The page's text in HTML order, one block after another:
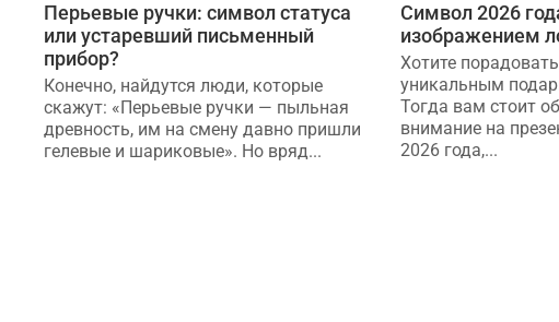
Перьевые ручки: символ статуса
или устаревший письменный
прибор?
Конечно, найдутся люди, которые
скажут: «Перьевые ручки — пыльная
древность, им на смену давно пришли
гелевые и шариковые». Но вряд...
Символ 2026
изображением
Хотите
уникальным
Тогда вам стоит
внимание на
2026 года,...